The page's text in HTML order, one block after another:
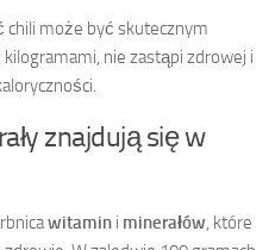
chili może być skutecznym
nie zastąpi zdrowej i
znajdują się w
witamin i minerałów, które